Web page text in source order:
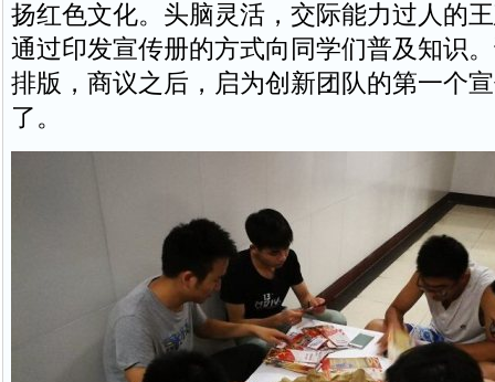
扬红色文化。头脑灵活，交际能力过人的
通过印发宣传册的方式向同学们普及知识
排版，商议之后，启为创新团队的第一个
了。